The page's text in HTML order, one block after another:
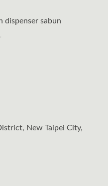
dispenser sabun
New Taipei City,